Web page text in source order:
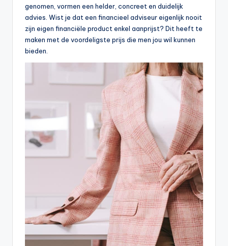
genomen, vormen een helder, concreet en duidelijk
advies. Wist je dat een financieel adviseur eigenlijk nooit
zijn eigen financiële product enkel aanprijst? Dit heeft te
maken met de voordeligste prijs die men jou wil kunnen
bieden.